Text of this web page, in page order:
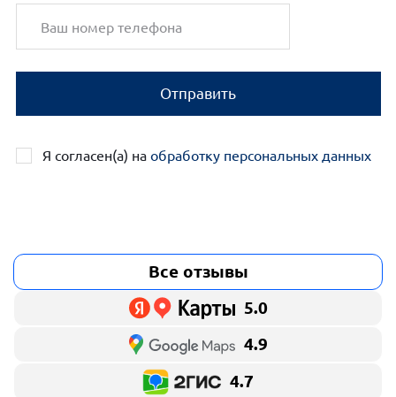
Отправить
Я согласен(а) на обработку персональных данных
Все отзывы
5.0
4.9
4.7